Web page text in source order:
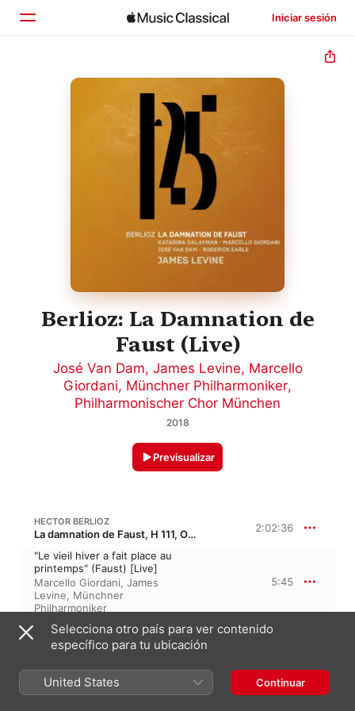
Iniciar sesión
Inicio
Berlioz: La Damnation de
Faust (Live)
José Van Dam, James Levine, Marcello
Giordani, Münchner Philharmoniker,
Philharmonischer Chor München
2018
Previsualizar
HECTOR BERLIOZ
La damnation de Faust, H 111, Op. 24 · “La condenación de Fausto” 2:02:36
"Le vieil hiver a fait place au
printemps" (Faust) [Live]
Marcello Giordani, James
Levine, Münchner
Philharmoniker
5:45
"Les bergers laissent leurs
troupeaux" (Chorus, Faust)
[Live]
Levine,Münchner
Philharmoniker
"Mais d'un éclat guerrier"
Selecciona otro país para ver contenido
específico para tu ubicación
United States Continuar